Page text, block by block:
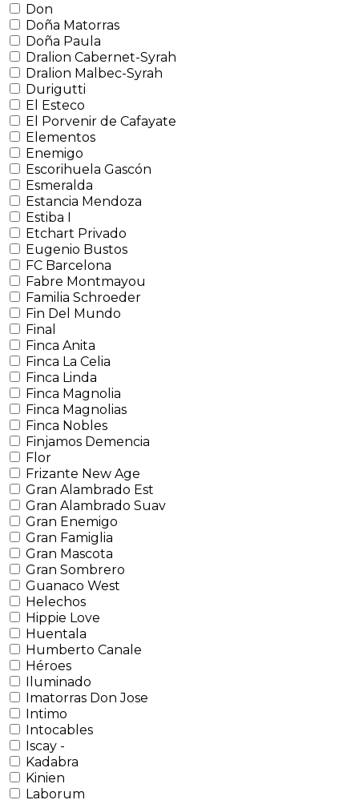
Don
Doña Matorras
Doña Paula
Dralion Cabernet-Syrah
Dralion Malbec-Syrah
Durigutti
El Esteco
El Porvenir de Cafayate
Elementos
Enemigo
Escorihuela Gascón
Esmeralda
Estancia Mendoza
Estiba I
Etchart Privado
Eugenio Bustos
FC Barcelona
Fabre Montmayou
Familia Schroeder
Fin Del Mundo
Final
Finca Anita
Finca La Celia
Finca Linda
Finca Magnolia
Finca Magnolias
Finca Nobles
Finjamos Demencia
Flor
Frizante New Age
Gran Alambrado Est
Gran Alambrado Suav
Gran Enemigo
Gran Famiglia
Gran Mascota
Gran Sombrero
Guanaco West
Helechos
Hippie Love
Huentala
Humberto Canale
Héroes
Iluminado
Imatorras Don Jose
Intimo
Intocables
Iscay -
Kadabra
Kinien
Laborum